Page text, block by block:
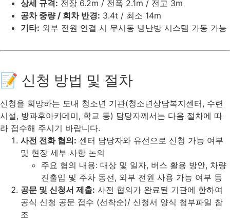
상세 규격: 전장 6.2m / 전폭 2.1m / 전고 3m
공차 중량 / 회차 반경: 3.4t / 최소 14m
기타: 외부 전원 연결 시 무시동 냉난방 시스템 가동 가능
📝 신청 방법 및 절차
신청을 희망하는 도내 청소년 기관(청소년상담복지센터, 수련
시설, 방과후아카데미, 학교 등) 담당자께서는 다음 절차에 따
라 접수해 주시기 바랍니다.
사전 전화 협의: 센터 담당자와 유선으로 신청 가능 여부
및 현장 세부 사항 논의
주요 협의 내용: 대상 및 일자, 버스 활용 방안, 차량
진출입 및 주차 동선, 외부 전원 사용 가능 여부 등
공문 및 신청서 제출: 사전 협의가 완료된 기관에 한하여
공식 신청 공문 접수 (선착순)/ 신청서 양식 첨부파일 참
조